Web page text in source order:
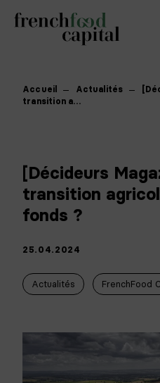
Accueil Actualités
transition a…
[Décideurs
transition
fonds ?
25.04.2024
Actualités FrenchFood